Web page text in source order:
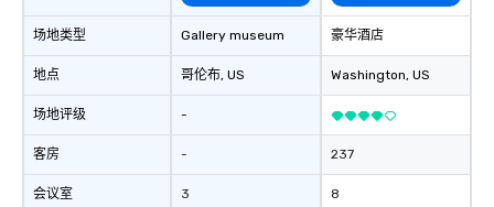
场地类型
地点
场地评级
客房
会议室
Gallery museum
哥伦布, US
-
-
3
豪华酒店
Washington, US
237
8